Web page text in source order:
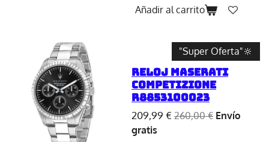
Añadir al carrito
"Super Oferta"🔆
Reloj Maserati
Competizione
R8853100023
209,99 € 260,00 € Envío
gratis